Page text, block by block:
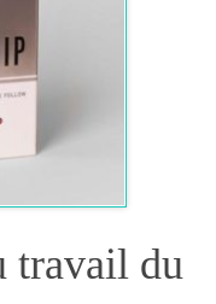
travail du